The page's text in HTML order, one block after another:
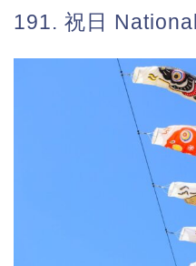
191. 祝日